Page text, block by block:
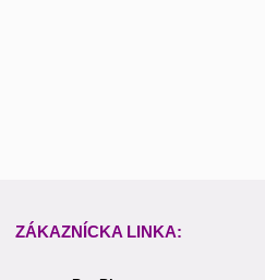
ZÁKAZNÍCKA LINKA: